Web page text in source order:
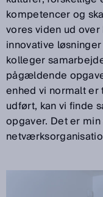
kompetencer og
vores viden ud
innovative
kolleger
pågældende
enhed vi normalt er
udført, kan vi finde
opgaver. Det er